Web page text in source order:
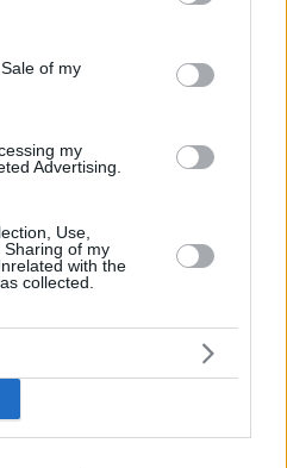
and its third-party tags to
purposes in below Google
of my
my
Advertising.
Use,
of my
with the
collected.
Heights Candy